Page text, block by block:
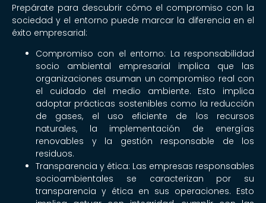
Prepárate para descubrir cómo el compromiso con la
sociedad y el entorno puede marcar la diferencia en el
éxito empresarial:
Compromiso con el entorno: La responsabilidad
socio ambiental empresarial implica que las
organizaciones asuman un compromiso real con
el cuidado del medio ambiente. Esto implica
adoptar prácticas sostenibles como la reducción
de gases, el uso eficiente de los recursos
naturales, la implementación de energías
renovables y la gestión responsable de los
residuos.
Transparencia y ética: Las empresas responsables
socioambientales se caracterizan por su
transparencia y ética en sus operaciones. Esto